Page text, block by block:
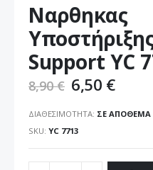
στην
αρχή
της
συλλογής
εικόνων
Ναρθηκας
Support YC
8,90 € 6,50 €
ΔΙΑΘΕΣΙΜΌΤΗΤΑ: ΣΕ ΑΠΌΘΕΜΑ
SKU YC 7713